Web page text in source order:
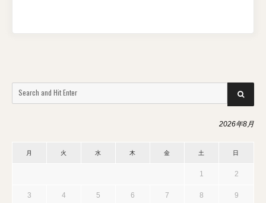
for:
SEARCH
2026年8月
月 火 水 木 金 土 日
1 2
3 4 5 6 7 8 9